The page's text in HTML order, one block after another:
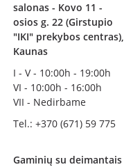
salonas - Kovo 11 -
osios g. 22 (Girstupio
"IKI" prekybos centras),
Kaunas
I - V - 10:00h - 19:00h
VI - 10:00h - 16:00h
VII - Nedirbame
Tel.: +370 (671) 59 775
Gaminių su deimantais